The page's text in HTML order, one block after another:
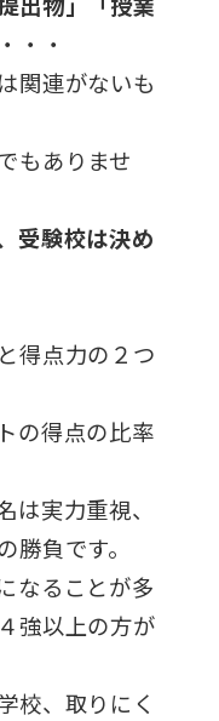
・・・
関連がないも
もありませ
受験校は決め
得点力の２つ
の得点の比率
は実力重視、
負です。
なることが多
強以上の方が
校、取りにく